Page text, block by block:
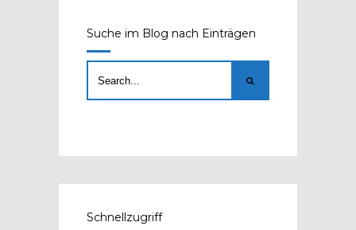
Suche im Blog nach Einträgen
Schnellzugriff